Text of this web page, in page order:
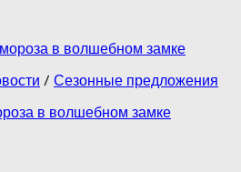
/ Сезонные предложения
в волшебном замке